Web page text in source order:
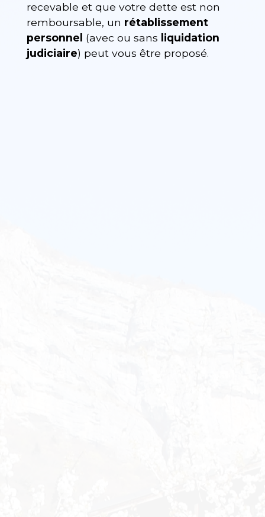
recevable et que votre dette est non
remboursable, un rétablissement
personnel (avec ou sans liquidation
judiciaire) peut vous être proposé.